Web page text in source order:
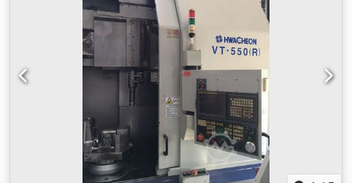
kontrollermodell:Heidenhain , avstand fra bordets
sentrum til spindelnesen:
720 mm , spindelmotoreffekt:
, hurtigmating Z-akse: 40 m/min , hurtigmating X-akse:
40 m/min
, hurtig tverrslag Y-akse:40 m/min,
spindelhastighet (maks.):18 000 o/min
, spindelhastighet
, bordbelastning: 3 500 kg,
verktøydiameter:
, verktøylengde:330 mm
dokumentasjon / manual, rotasjonshastighet trinnløst
variabel, spontransportør
, Vertikalt bearbeidingssenter
med mobil søyle "HEDELIUS mod. CB80 MAGNUM" med